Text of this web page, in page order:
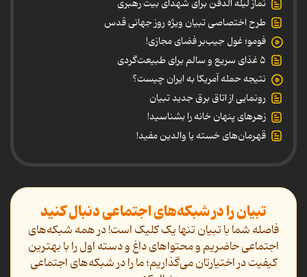
نماز لیله الدفن برای شهدای بیت رهبری
طرح اختصاصی تبیان ویژه روز جهانی قدس
فومو؛ غول جیب‌بر فضای مجازی!
۵ غذای سریع و سالم برای طبیعت‌گردی
نتیجه حمله آمریکا به ایران چیست؟
رونمایی از اتاق برق جدید تبیان
زهرهای پنهان خانه را بشناسید!
قهرمان‌های خسته یا والدین مفید!
تبیان را در شبکه‌های اجتماعی دنبال کنید
فاصله شما با تبیان تنها یک کلیک است! در همه شبکه‌های
اجتماعی حاضریم و محتواهای داغ و دسته اول را با بهترین
کیفیت در اختیارتان می‌گذاریم؛ ما را در شبکه‌های اجتماعی